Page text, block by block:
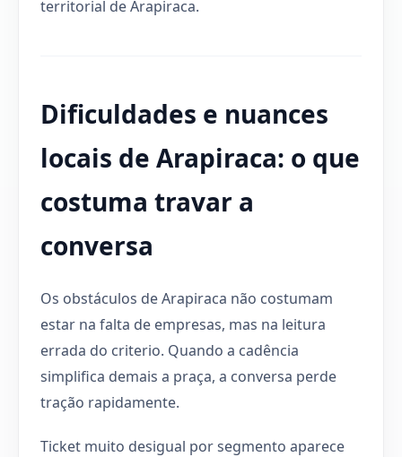
territorial de Arapiraca.
Dificuldades e nuances
locais de Arapiraca: o que
costuma travar a
conversa
Os obstáculos de Arapiraca não costumam
estar na falta de empresas, mas na leitura
errada do criterio. Quando a cadência
simplifica demais a praça, a conversa perde
tração rapidamente.
Ticket muito desigual por segmento aparece